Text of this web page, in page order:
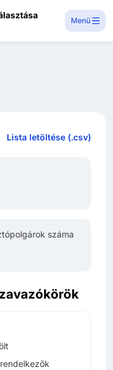
Menü
Lista letöltése (.csv)
száma